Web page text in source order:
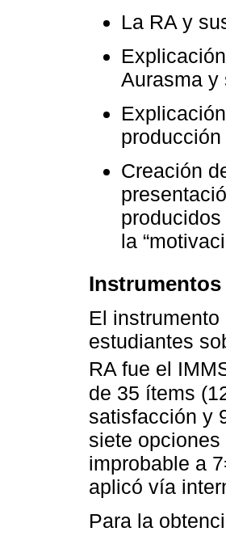
La RA y
Aurasma y
Creación
la
El
estudiantes
RA fue el
de 35 ítems
satisfacción y
siete
improbable a
aplicó vía
Para la